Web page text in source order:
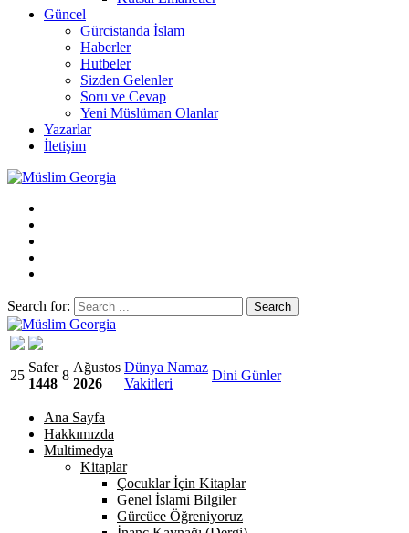
Güncel
Gürcistanda İslam
Haberler
Hutbeler
Sizden Gelenler
Soru ve Cevap
Yeni Müslüman Olanlar
Yazarlar
İletişim
Search for:
Müslim Georgia
25
Safer
1448
8
Ağustos
2026
Dünya Namaz
Vakitleri
Dini Günler
Ana Sayfa
Hakkımızda
Multimedya
Kitaplar
Çocuklar İçin Kitaplar
Genel İslami Bilgiler
Gürcüce Öğreniyoruz